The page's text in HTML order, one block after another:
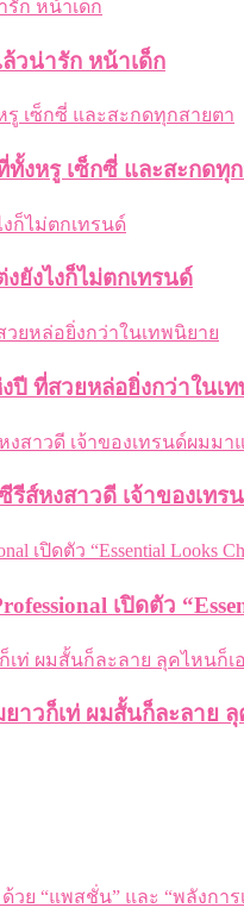
วน่ารัก หน้าเด็ก
งหรู เซ็กซี่ และสะกดทุ
ยังไงก็ไม่ตกเทรนด์
ที่สวยหล่อยิ่งกว่าในเ
ส์หงสาวดี เจ้าของเท
เปิดตัว
าวก็เท่ ผมสั้นก็ละลาย